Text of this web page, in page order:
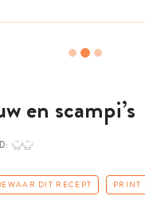
en scampi’s
DIT RECEPT PRINT